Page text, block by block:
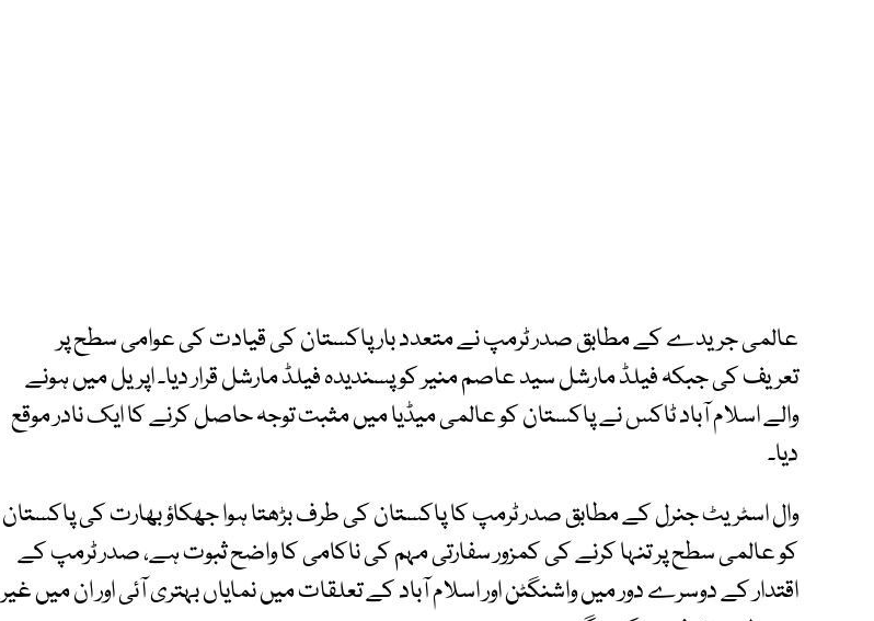
عالمی جریدے کے مطابق صدر ٹرمپ نے متعدد بار پاکستان کی قیادت کی عوامی سطح پر
تعریف کی جبکہ فیلڈ مارشل سید عاصم منیر کو پسندیدہ فیلڈ مارشل قرار دیا۔ اپریل میں ہونے
والے اسلام آباد ٹاکس نے پاکستان کو عالمی میڈیا میں مثبت توجہ حاصل کرنے کا ایک نادر موقع
دیا۔
وال اسٹریٹ جنرل کے مطابق صدر ٹرمپ کا پاکستان کی طرف بڑھتا ہوا جھکاؤ بھارت کی پاکستان
کو عالمی سطح پر تنہا کرنے کی کمزور سفارتی مہم کی ناکامی کا واضح ثبوت ہے، صدر ٹرمپ کے
اقتدار کے دوسرے دور میں واشنگٹن اور اسلام آباد کے تعلقات میں نمایاں بہتری آئی اور ان میں غیر